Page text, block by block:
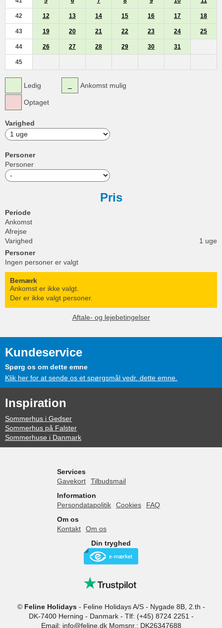
42 12 13 14 15 16 17 18
43 19 20 21 22 23 24 25
44 26 27 28 29 30 31
45
Ledig
Optaget
Ankomst mulig
Varighed
Personer
Personer
Pris
Periode
Ankomst
Afrejse
Varighed
1 uge
Personer
Ingen personer er valgt
Bemærk
Ankomst er ikke valgt.
Der er ikke valgt personer.
Aftale- og lejebetingelser
Kundeservice
Spørg os om dette emne
Klik her for at sende os et spørgsmål vedr. dette emne.
Inspiration
Sommerhus i Gedser
Sommerhus på Falster
Sommerhuse i Danmark
Services
Gavekort
Tilbudsmail
Information
Persondatapolitik
Cookies
FAQ
Om os
Kontakt
Om os
Din tryghed
© Feline Holidays- Feline Holidays A/S- Nygade 8B, 2.th -
DK-7400 Herning - Danmark - Tlf: (+45) 8724 2251 -
Email: info@feline.dk Momsnr.: DK26347688